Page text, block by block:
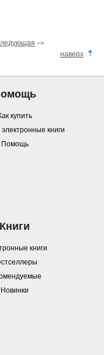
наверх
купить
электронные книги
Помощь
Книги
книги
Новинки